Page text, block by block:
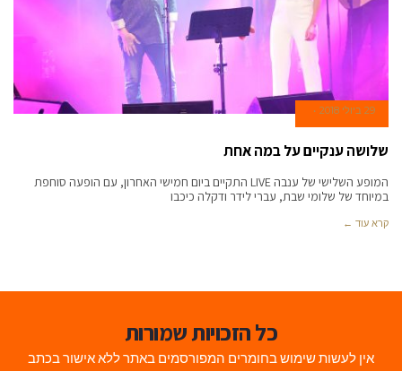
29 ביולי 2018
שלושה ענקיים על במה אחת
המופע השלישי של ענבה LIVE התקיים ביום חמישי האחרון, עם הופעה סוחפת
במיוחד של שלומי שבת, עברי לידר ודקלה כיכבו
קרא עוד ←
כל הזכויות שמורות
אין לעשות שימוש בחומרים המפורסמים באתר ללא אישור בכתב